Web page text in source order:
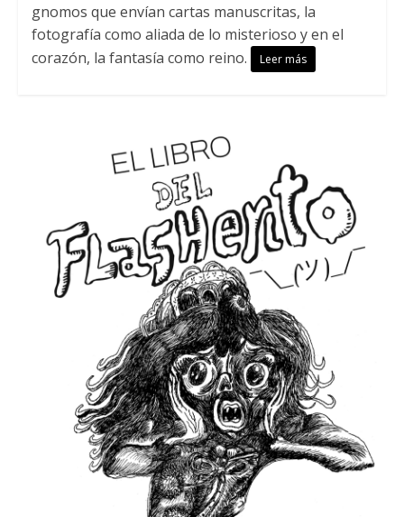
gnomos que envían cartas manuscritas, la
fotografía como aliada de lo misterioso y en el
corazón, la fantasía como reino.
Leer más